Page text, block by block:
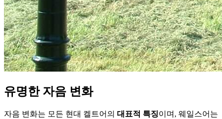
유명한 자음 변화
자음 변화는 모든 현대 켈트어의 대표적 특징이며, 웨일스어는